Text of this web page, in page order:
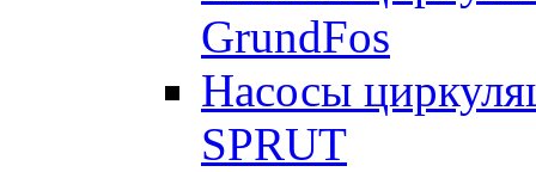
GrundFos
Насосы
SPRUT